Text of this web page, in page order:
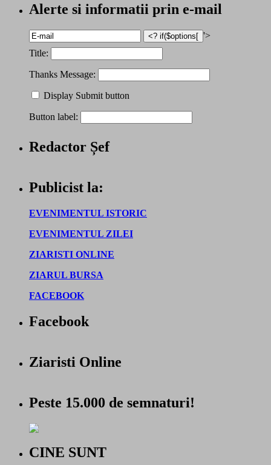
Alerte si informatii prin e-mail
'>
Title:
Thanks Message:
Display Submit button
Button label:
Redactor Șef
Publicist la:
EVENIMENTUL ISTORIC
EVENIMENTUL ZILEI
ZIARISTI ONLINE
ZIARUL BURSA
FACEBOOK
Facebook
Ziaristi Online
Peste 15.000 de semnaturi!
CINE SUNT